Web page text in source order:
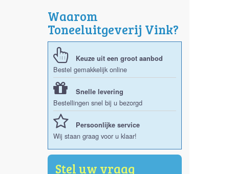
Waarom
Toneeluitgeverij Vink?
Keuze uit een groot aanbod
Bestel gemakkelijk online
Snelle levering
Bestellingen snel bij u bezorgd
Persoonlijke service
Wij staan graag voor u klaar!
Stel uw vraag